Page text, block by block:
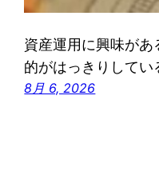
資産運用に興味があ
的がはっきりしてい
8月 6, 2026